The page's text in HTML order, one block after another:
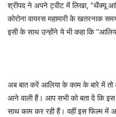
श्रीपद ने अपने ट्वीट में लिखा, ”थैंक्यू
कोरोना वायरस महामारी के खतरनाक
इसी के साथ उन्होंने ये भी कहा कि
अब बात करें आलिया के काम के बारे में
आने वाली हैं। आप सभी को बता दें कि इस
साथ काम कर रही हैं। वहीं इस फिल्म में